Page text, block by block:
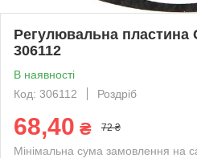
Регулювальна пластина
306112
В наявності
Код: 306112
Роздріб
68,40 ₴ 72 ₴
Мінімальна сума замовлення на